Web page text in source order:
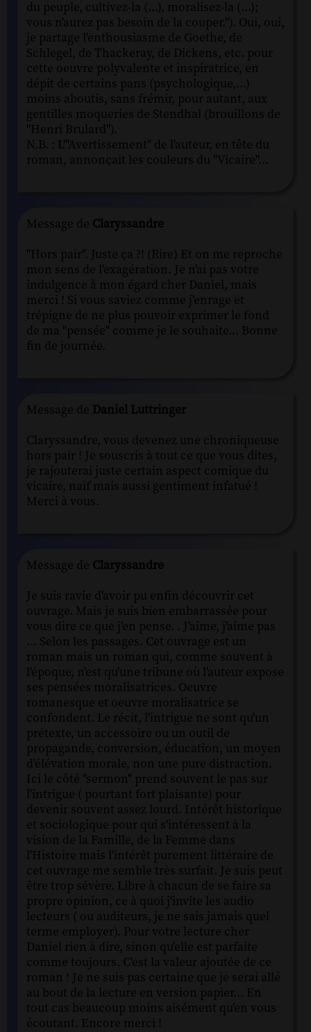
du peuple, cultivez-la (...), moralisez-la (...);
vous n'aurez pas besoin de la couper."). Oui, oui,
je partage l'enthousiasme de Goethe, de
Schlegel, de Thackeray, de Dickens, etc. pour
cette oeuvre polyvalente et inspiratrice, en
dépit de certains pans (psychologique,...)
moins aboutis, sans frémir, pour autant, aux
gentilles moqueries de Stendhal (brouillons de
"Henri Brulard").
N.B. : L'"Avertissement" de l'auteur, en tête du
roman, annonçait les couleurs du "Vicaire"...
Message de Claryssandre
"Hors pair". Juste ça ?! (Rire) Et on me reproche
mon sens de l'exagération. Je n'ai pas votre
indulgence à mon égard cher Daniel, mais
merci ! Si vous saviez comme j'enrage et
trépigne de ne plus pouvoir exprimer le fond
de ma "pensée" comme je le souhaite... Bonne
fin de journée.
Message de Daniel Luttringer
Claryssandre, vous devenez une chroniqueuse
hors pair ! Je souscris à tout ce que vous dites,
je rajouterai juste certain aspect comique du
vicaire, naïf mais aussi gentiment infatué !
Merci à vous.
Message de Claryssandre
Je suis ravie d'avoir pu enfin découvrir cet
ouvrage. Mais je suis bien embarrassée pour
vous dire ce que j'en pense. . J'aime, j'aime pas
... Selon les passages. Cet ouvrage est un
roman mais un roman qui, comme souvent à
l'époque, n'est qu'une tribune où l'auteur expose
ses pensées moralisatrices. Oeuvre
romanesque et oeuvre moralisatrice se
confondent. Le récit, l'intrigue ne sont qu'un
prétexte, un accessoire ou un outil de
propagande, conversion, éducation, un moyen
d'élévation morale, non une pure distraction.
Ici le côté "sermon" prend souvent le pas sur
l'intrigue ( pourtant fort plaisante) pour
devenir souvent assez lourd. Intérêt historique
et sociologique pour qui s'intéressent à la
vision de la Famille, de la Femme dans
l'Histoire mais l'intérêt purement littéraire de
cet ouvrage me semble très surfait. Je suis peut
être trop sévère. Libre à chacun de se faire sa
propre opinion, ce à quoi j'invite les audio
lecteurs ( ou auditeurs, je ne sais jamais quel
terme employer). Pour votre lecture cher
Daniel rien à dire, sinon qu'elle est parfaite
comme toujours. C'est la valeur ajoutée de ce
roman ! Je ne suis pas certaine que je serai allé
au bout de la lecture en version papier... En
tout cas beaucoup moins aisément qu'en vous
écoutant. Encore merci !